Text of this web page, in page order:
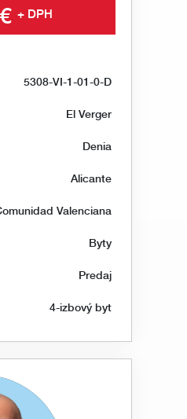
+ DPH
5308-VI-1-01-0-D
El Verger
Denia
Alicante
Valenciana
Byty
Predaj
4-izbový byt